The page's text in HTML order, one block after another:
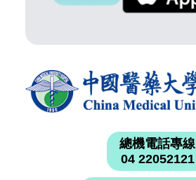
總機電話專線
04 22052121